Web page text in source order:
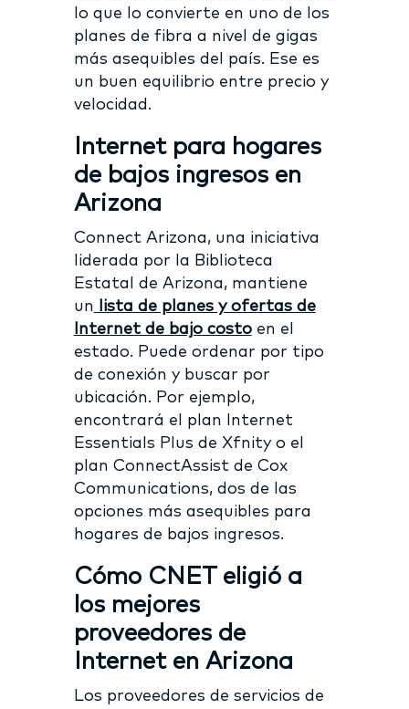
lo que lo convierte en uno de los
planes de fibra a nivel de gigas
más asequibles del país. Ese es
un buen equilibrio entre precio y
velocidad.
Internet para hogares
de bajos ingresos en
Arizona
Connect Arizona, una iniciativa
liderada por la Biblioteca
Estatal de Arizona, mantiene
un
lista de planes y ofertas de
Internet de bajo costoen el
estado. Puede ordenar por tipo
de conexión y buscar por
ubicación. Por ejemplo,
encontrará el plan Internet
Essentials Plus de Xfnity o el
plan ConnectAssist de Cox
Communications, dos de las
opciones más asequibles para
hogares de bajos ingresos.
Cómo CNET eligió a
los mejores
proveedores de
Internet en Arizona
Los proveedores de servicios de